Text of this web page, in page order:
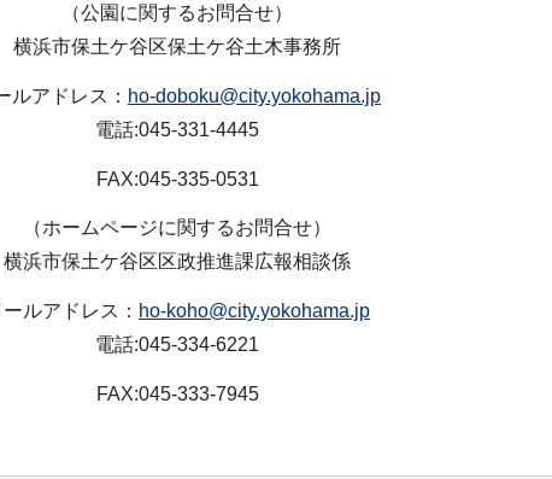
（公園に関するお問合せ）
横浜市保土ケ谷区保土ケ谷土木事務所
ルアドレス： ho-doboku@city.yokohama.jp
電話:045-331-4445
FAX:045-335-0531
（ホームページに関するお問合せ）
横浜市保土ケ谷区区政推進課広報相談係
ールアドレス： ho-koho@city.yokohama.jp
電話:045-334-6221
FAX:045-333-7945